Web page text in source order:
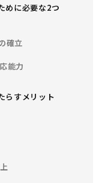
めに必要な2つ
確立
能力
らすメリット